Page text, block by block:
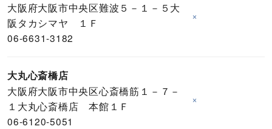
大阪府大阪市中央区難波５－１－５大
阪タカシマヤ １Ｆ
06-6631-3182
×
大丸心斎橋店
大阪府大阪市中央区心斎橋筋１－７－
１大丸心斎橋店 本館１Ｆ
06-6120-5051
×